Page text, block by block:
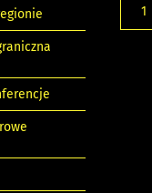
1